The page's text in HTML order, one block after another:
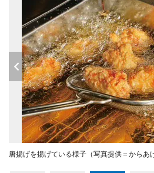
唐揚げを揚げている様子（写真提供＝からあ